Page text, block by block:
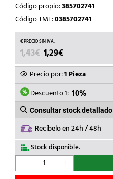
Código propio:385702741
Código TMT:0385702741
1,43€ EL
PRECIO
ORIGINAL
ERA:
1,43€.
1,29€
PRECIO
ACTUAL
ES:
1,29€.
Precio por:1 Pieza
Descuento 1: 10%
Consultar stock detallado
Recíbelo en 24h / 48h
Stock disponible.
-
FERRO-
PLAST
+